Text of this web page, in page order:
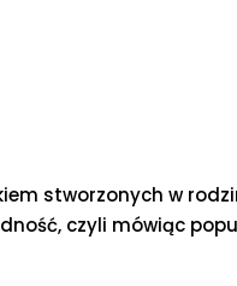
stworzonych w
czyli mówiąc